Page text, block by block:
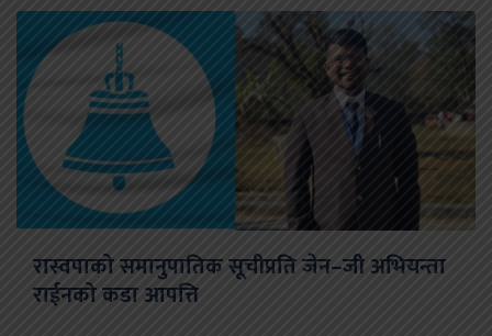
रास्वपाको समानुपातिक सूचीप्रति जेन–जी अभियन्ता
राईनको कडा आपत्ति